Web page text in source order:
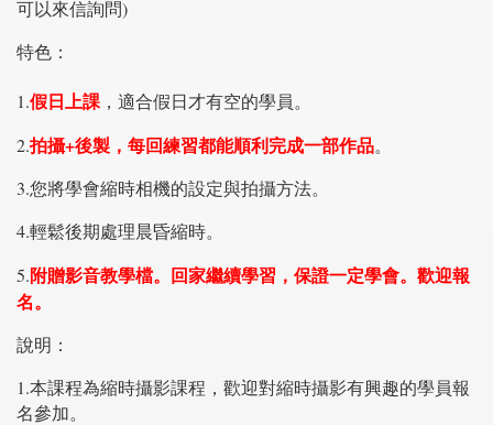
可以來信詢問)
特色：
1.假日上課 ，適合假日才有空的學員。
2.拍攝+後製，每回練習都能順利完成一部作品。
3.您將學會縮時相機的設定與拍攝方法。
4.輕鬆後期處理晨昏縮時。
5.附贈影音教學檔。回家繼續學習，保證一定學會。歡迎報
名。
說明：
1.本課程為縮時攝影課程，歡迎對縮時攝影有興趣的學員報
名參加。